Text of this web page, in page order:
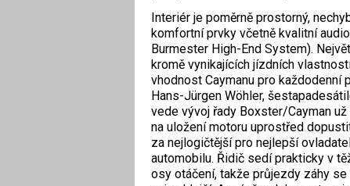
Interiér je poměrně prostorný,
komfortní prvky včetně kvalitní
Burmester High-End System).
kromě vynikajících jízdních
vhodnost Caymanu pro každodenní
Hans-Jürgen Wöhler,
vede vývoj řady Boxster/Cayman
na uložení motoru uprostřed
za nejlogičtější pro nejlepší
automobilu. Řidič sedí prakticky v
osy otáčení, takže průjezdy záhy